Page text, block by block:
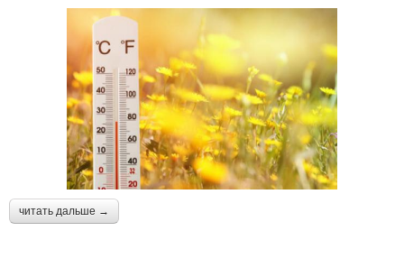
читать дальше →